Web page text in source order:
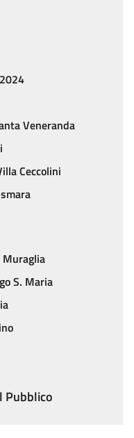
Veneranda
Ceccolini
S. Maria
Pubblico